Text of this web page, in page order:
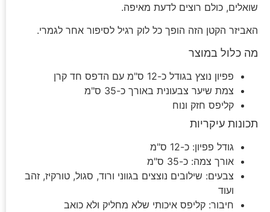
שואלים, כולם רוצים לדעת מאיפה.
האביזר הקטן הזה הופך כל לוק רגיל לסיפור אחר לגמרי.
מה כלול במוצר
פפיון נוצץ בגודל כ-12 ס"מ עם הדפס חד קרן
צמת שיער צבעונית באורך כ-35 ס"מ
קליפס חזק ונוח
תכונות עיקריות
גודל פפיון: כ-12 ס"מ
אורך צמה: כ-35 ס"מ
צבעים: שילובים נוצצים בגווני ורוד, סגול, טורקיז, זהב
ועוד
חיבור: קליפס איכותי שלא מחליק ולא כואב